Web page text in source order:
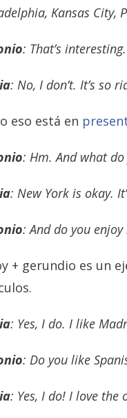
Kansas City,
: That’s
: No, I don’t. It’s so
eso está en
: Hm. And what
: New York is okay.
: And do you
+ gerundio es un
: Yes, I do. I like
: Do you like
: Yes, I do! I love the